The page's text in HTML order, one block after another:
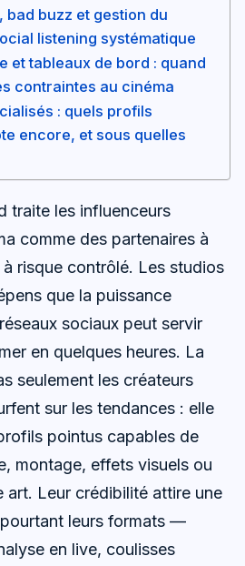
bad buzz et gestion du
listening systématique
et tableaux de bord : quand
contraintes au cinéma
: quels profils
encore, et sous quelles
traite les influenceurs
comme des partenaires à
risque contrôlé. Les studios
que la puissance
sociaux peut servir
en quelques heures. La
seulement les créateurs
sur les tendances : elle
pointus capables de
montage, effets visuels ou
art. Leur crédibilité attire une
leurs formats —
en live, coulisses